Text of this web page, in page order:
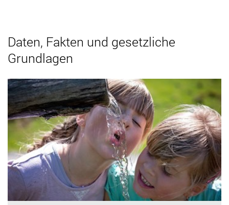
Daten, Fakten und gesetzliche
Grundlagen